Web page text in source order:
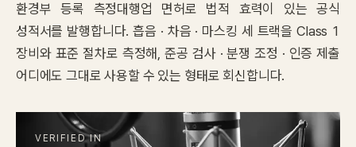
SOUND MASKING
Stocks
CARPET
환경부 등록 측정대행업 면허로 법적 효력이 있는 공식
성적서를 발행합니다. 흡음 · 차음 · 마스킹 세 트랙을 Class 1
장비와 표준 절차로 측정해, 준공 검사 · 분쟁 조정 · 인증 제출
어디에도 그대로 사용할 수 있는 형태로 회신합니다.